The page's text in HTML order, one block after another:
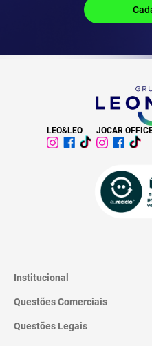
LEO&LEO JOCAR
Institucional
Catálogo
Quem Somos
Questões Comerciais
Trocas e Devoluções
Questões Legais